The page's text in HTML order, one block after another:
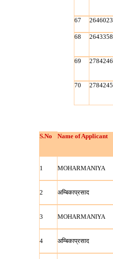
67 2646023
68 2643358
69 2784246
70 2784245
S.No Name of Applicant
1 MOHARMANIYA
2 अम्बिकाप्रसाद
3 MOHARMANIYA
4 अम्बिकाप्रसाद